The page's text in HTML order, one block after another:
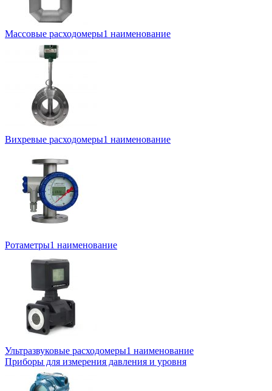
Массовые расходомеры1 наименование
Вихревые расходомеры1 наименование
Ротаметры1 наименование
Ультразвуковые расходомеры1 наименование
Приборы для измерения давления и уровня